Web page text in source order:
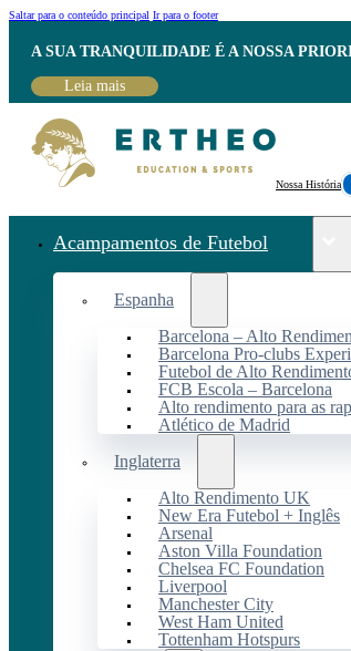
Saltar para o conteúdo principal Ir para o footer
A SUA TRANQUILIDADE É A NOSSA
Leia mais
Nossa História
Acampamentos de Futebol
Espanha
Barcelona – Alto
Barcelona Pro-clubs
Futebol de Alto
FCB Escola – Barcelona
Alto rendimento para as
Atlético de Madrid
Inglaterra
Alto Rendimento UK
New Era Futebol + Inglês
Arsenal
Aston Villa Foundation
Chelsea FC Foundation
Liverpool
Manchester City
West Ham United
Tottenham Hotspurs